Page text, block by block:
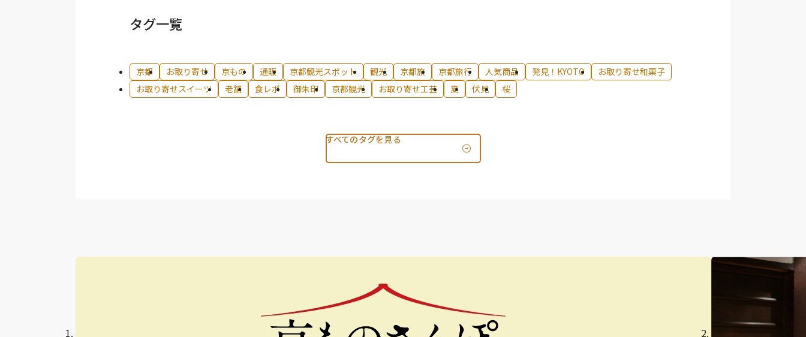
タグ一覧
京都 お取り寄せ 京もの 通販 京都観光スポット 観光 京都旅 京都旅行 人気商品 発見！KYOTO
お取り寄せ和菓子
お取り寄せスイーツ
老舗 食レポ 御朱印 京都観光 お取り寄せ工芸 夏 伏見 桜
すべてのタグを見る